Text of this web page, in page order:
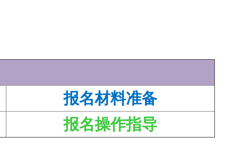
报名材料准备
报名操作指导